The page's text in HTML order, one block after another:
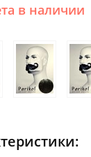
в наличии